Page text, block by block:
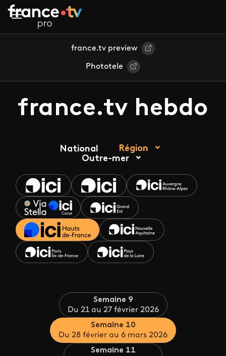
Aller au contenu principal
france.tv preview
Phototele
france.tv hebdo
National
Région
Outre-mer
Semaine 9
Du 21 au 27 février 2026
Semaine 10
Du 28 février au 6 mars 2026
Semaine 11